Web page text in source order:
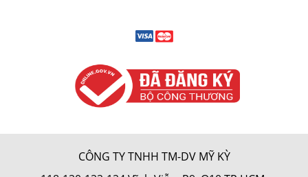
CÔNG TY TNHH TM-DV MỸ KỲ